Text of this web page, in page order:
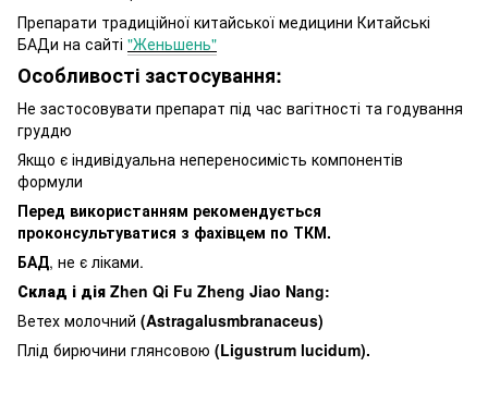
Препарати традиційної китайської медицини Китайські
БАДи на сайті "Женьшень"
Особливості застосування:
Не застосовувати препарат під час вагітності та годування
груддю
Якщо є індивідуальна непереносимість компонентів
формули
Перед використанням рекомендується
проконсультуватися з фахівцем по ТКМ.
БАД, не є ліками.
Склад і дія Zhen Qi Fu Zheng Jiao Nang:
Ветех молочний (Astragalusmbranaceus)
Плід бирючини глянсовою (Ligustrum lucidum).